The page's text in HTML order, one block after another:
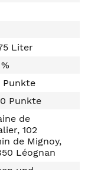
Liter
Punkte
Punkte
de
102
de Mignoy,
Léognan